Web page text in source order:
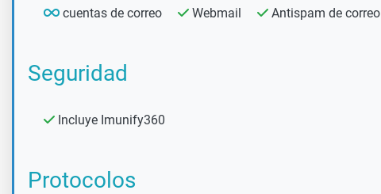
cuentas de correo Webmail Antispam de correo
Seguridad
Incluye Imunify360
Protocolos